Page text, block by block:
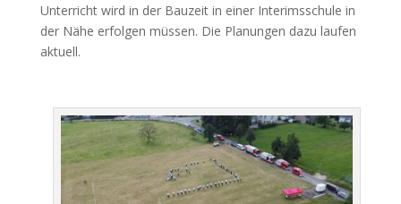
Unterricht wird in der Bauzeit in einer Interimsschule in
der Nähe erfolgen müssen. Die Planungen dazu laufen
aktuell.